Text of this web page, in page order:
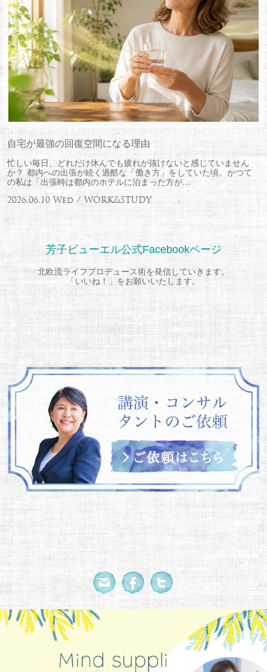
自宅が最強の回復空間になる理由
忙しい毎日、どれだけ休んでも疲れが抜けないと感じていません
か？ 都内への出張が続く過酷な「働き方」をしていた頃。かつて
の私は「出張時は都内のホテルに泊まった方が…
2026.06.10 Wed / WORK&STUDY
芳子ビューエル公式Facebookページ
北欧流ライフプロデュース術を発信していきます。
「いいね！」をお願いいたします。